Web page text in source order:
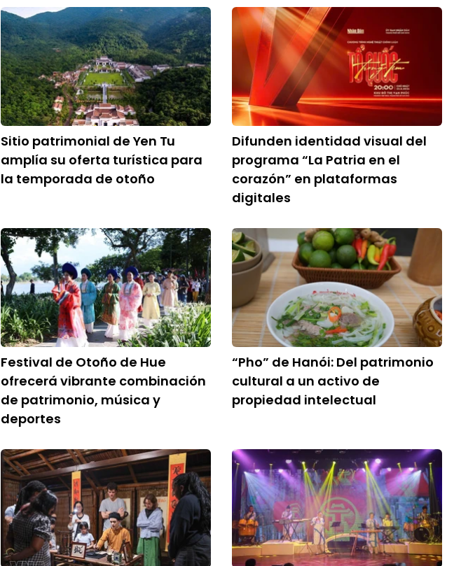
Sitio patrimonial de Yen Tu
amplía su oferta turística para
la temporada de otoño
Difunden identidad visual del
programa “La Patria en el
corazón” en plataformas
digitales
Festival de Otoño de Hue
ofrecerá vibrante combinación
de patrimonio, música y
deportes
“Pho” de Hanói: Del patrimonio
cultural a un activo de
propiedad intelectual